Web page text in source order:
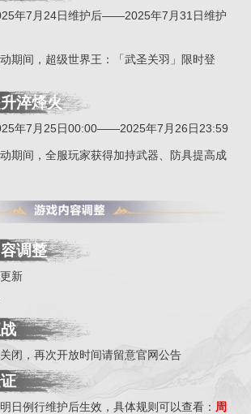
年7月24日维护后——2025年7月31日维护
动期间，超级世界王：「武圣关羽」限时登
淬烽火
年7月25日00:00——2025年7月26日23:59
动期间，全服玩家获得加持武器、防具提高成
调整
新
闭，再次开放时间请留意官网公告
日例行维护后生效，具体规则可以查看： 周